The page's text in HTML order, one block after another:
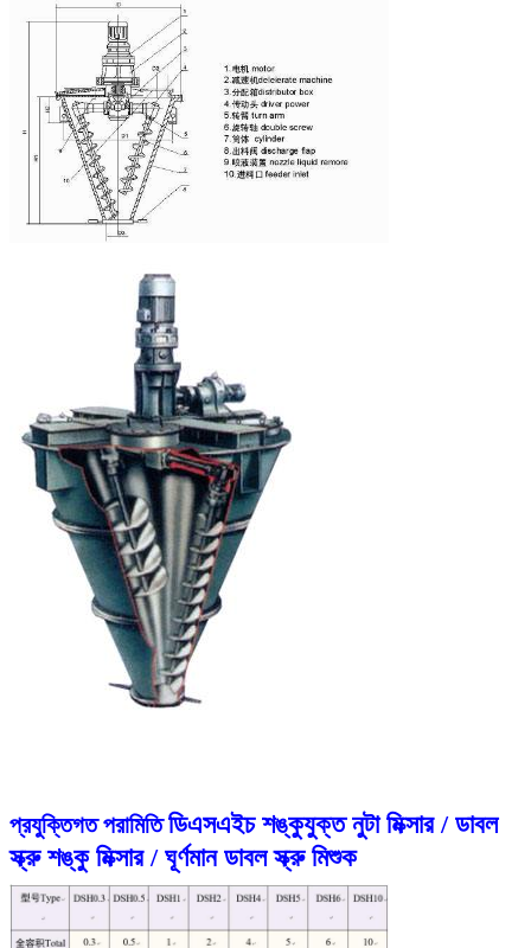
প্রযুক্তিগত পরামিতিডিএসএইচ শঙ্কুযুক্ত নুটা মিক্সার / ডাবল
স্ক্রু শঙ্কু মিক্সার / ঘূর্ণমান ডাবল স্ক্রু মিশুক